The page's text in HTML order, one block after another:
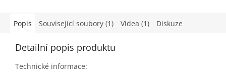
Popis Související soubory (1) Videa (1) Diskuze
Detailní popis produktu
Technické informace: